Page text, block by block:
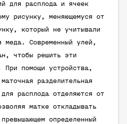
для расплода и ячеек
рисунку, меняющемуся от
который не учитывали
меда. Современный улей,
чтобы решить эти
При помощи устройства,
разделительная
расплода отделяются от
матке откладывать
определенный